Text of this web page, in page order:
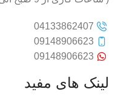
04133862407
09148906623
09148906623
لینک های مفید